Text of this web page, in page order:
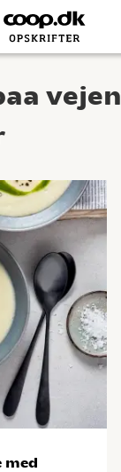
vejen
med